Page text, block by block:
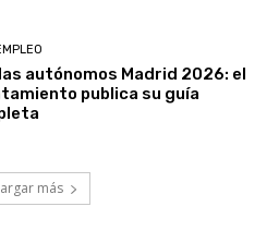
autónomos Madrid 2026: el
publica su guía
más